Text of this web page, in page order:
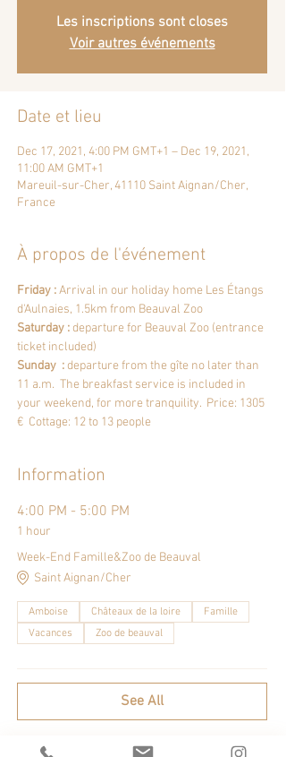
Les inscriptions sont closes
Voir autres événements
Date et lieu
Dec 17, 2021, 4:00 PM GMT+1 – Dec 19, 2021,
11:00 AM GMT+1
Mareuil-sur-Cher, 41110 Saint Aignan/Cher,
France
À propos de l'événement
Friday : Arrival in our holiday home Les Étangs
d'Aulnaies, 1.5km from Beauval Zoo
Saturday : departure for Beauval Zoo (entrance
ticket included)
Sunday  : departure from the gîte no later than
11 a.m.  The breakfast service is included in
your weekend, for more tranquility.  Price: 1305
€  Cottage: 12 to 13 people
Information
4:00 PM - 5:00 PM
1 hour
Week-End Famille&Zoo de Beauval
Saint Aignan/Cher
Amboise Châteaux de la loire
Famille
Vacances
Zoo de beauval
See All